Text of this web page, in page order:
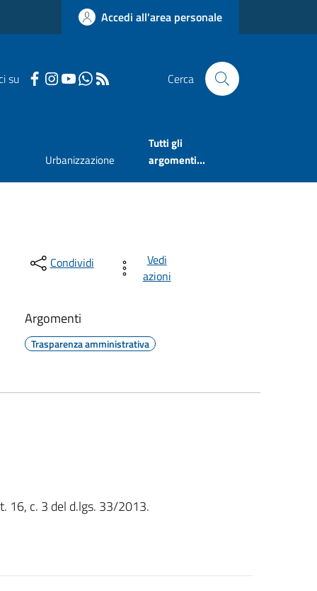
Accedi all'area personale
su Cerca
Urbanizzazione
Tutti gli
argomenti...
Condividi
Vedi
azioni
Argomenti
Trasparenza amministrativa
16, c. 3 del d.lgs. 33/2013.